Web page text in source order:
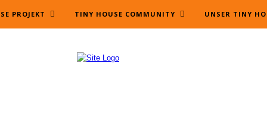
PROJEKT TINY HOUSE COMMUNITY UNSER TINY